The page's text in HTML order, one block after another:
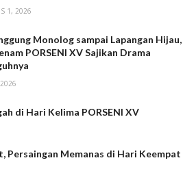
1, 2026
Monolog sampai Lapangan Hijau,
PORSENI XV Sajikan Drama
di Hari Kelima PORSENI XV
Persaingan Memanas di Hari Keempat